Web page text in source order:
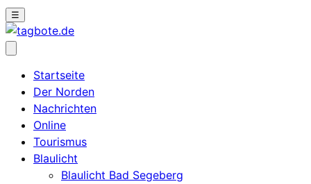
☰
Startseite
Der Norden
Nachrichten
Online
Tourismus
Blaulicht
Blaulicht Bad Segeberg